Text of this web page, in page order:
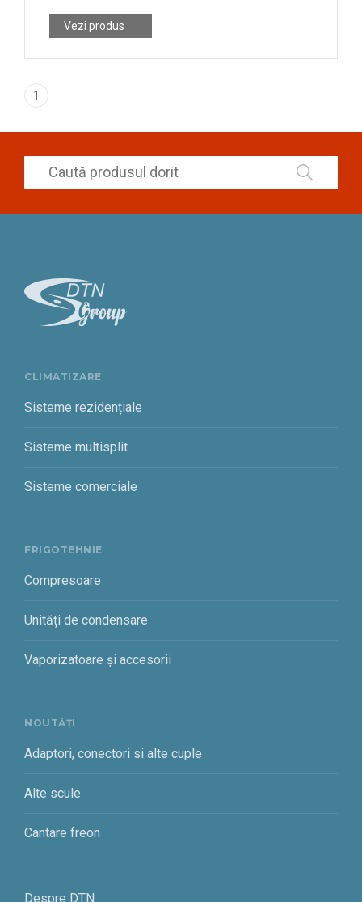
Vezi produs
1
CLIMATIZARE
Sisteme rezidențiale
Sisteme multisplit
Sisteme comerciale
FRIGOTEHNIE
Compresoare
Unități de condensare
Vaporizatoare și accesorii
NOUTĂȚI
Adaptori, conectori si alte cuple
Alte scule
Cantare freon
Despre DTN